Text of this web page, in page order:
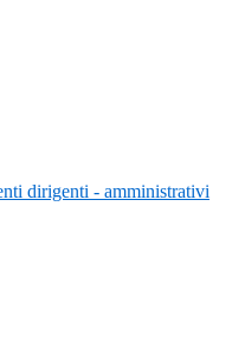
dirigenti - amministrativi